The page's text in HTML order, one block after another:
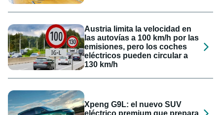
Austria limita la velocidad en
las autovías a 100 km/h por las
emisiones, pero los coches
eléctricos pueden circular a
130 km/h
Xpeng G9L: el nuevo SUV
eléctrico premium que prepara